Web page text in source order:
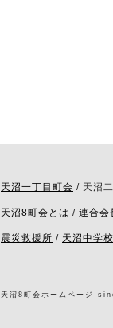
天沼一丁目町会 / 天沼
天沼8町会とは / 連合会
震災救援所 / 天沼中学
天沼8町会ホームページ